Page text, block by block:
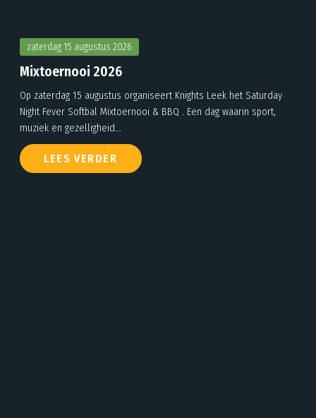
zaterdag 15 augustus 2026
Mixtoernooi 2026
Op zaterdag 15 augustus organiseert Knights Leek het Saturday
Night Fever Softbal Mixtoernooi & BBQ . Een dag waarin sport,
muziek en gezelligheid...
LEES VERDER